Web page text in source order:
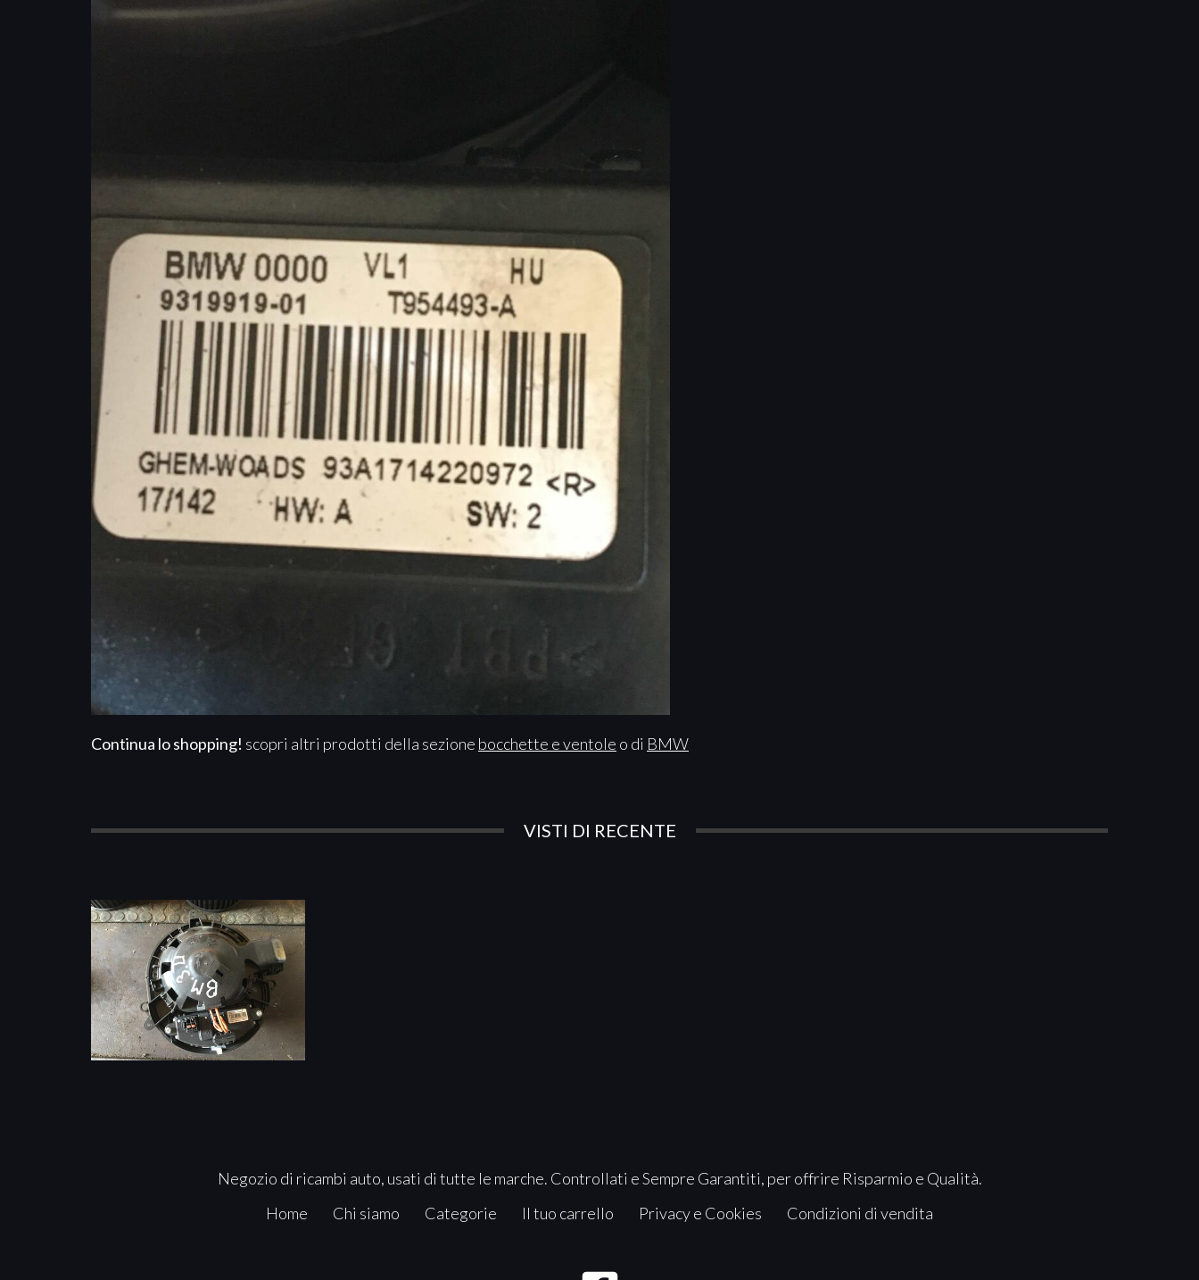
Continua lo shopping! scopri altri prodotti della sezione bocchette e ventole o di BMW
VISTI DI RECENTE
Negozio di ricambi auto, usati di tutte le marche. Controllati e Sempre Garantiti, per offrire Risparmio e Qualità.
Home
Chi siamo Categorie Il tuo carrello Privacy e Cookies Condizioni di vendita